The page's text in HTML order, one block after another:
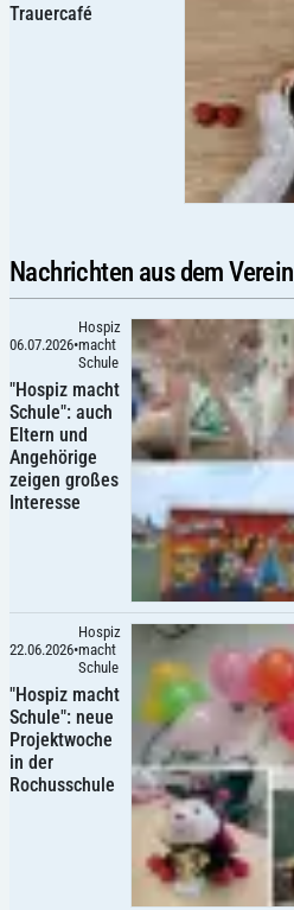
Trauercafé
Nachrichten aus dem Verein
06.07.2026•
Hospiz
macht
Schule
"Hospiz macht
Schule": auch
Eltern und
Angehörige
zeigen großes
Interesse
22.06.2026•
Hospiz
macht
Schule
"Hospiz macht
Schule": neue
Projektwoche
in der
Rochusschule